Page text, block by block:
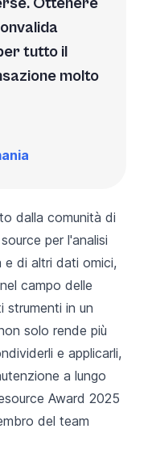
tutto il
molto
dalla comunità di
per l'analisi
e di altri dati omici,
campo delle
strumenti in un
solo rende più
e applicarli,
a lungo
Award 2025
del team